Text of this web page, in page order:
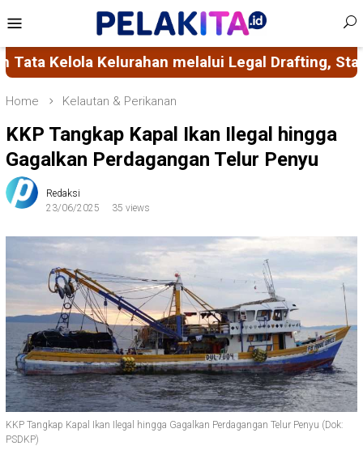
to
content
Menu
Legal Drafting, Standarisasi Administrasi,
Home Kelautan & Perikanan
KKP Tangkap Kapal Ikan Ilegal hingga
Gagalkan Perdagangan Telur Penyu
Redaksi
23/06/2025
35 views
KKP Tangkap Kapal Ikan Ilegal hingga Gagalkan Perdagangan Telur Penyu (Dok:
PSDKP)